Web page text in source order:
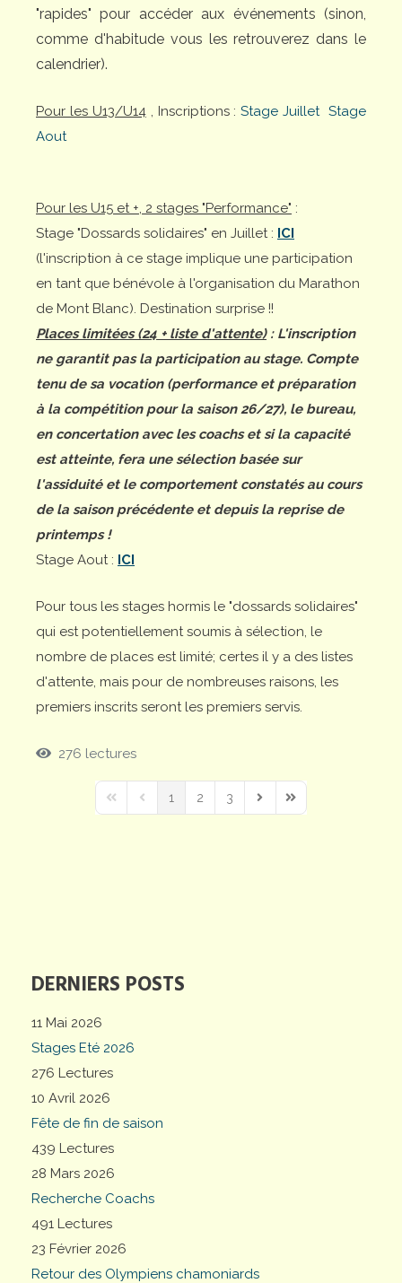
DERNIERS POSTS
11 Mai 2026
Stages Eté 2026
276 Lectures
10 Avril 2026
Fête de fin de saison
439 Lectures
28 Mars 2026
Recherche Coachs
491 Lectures
23 Février 2026
Retour des Olympiens chamoniards
"rapides" pour accéder aux événements (sinon,
comme d'habitude vous les retrouverez dans le
calendrier).
Pour les U13/U14, Inscriptions :Stage Juillet Stage
Aout
Pour les U15 et +, 2 stages "Performance" :
Stage "Dossards solidaires" en Juillet : ICI
(l'inscription à ce stage implique une participation
en tant que bénévole à l'organisation du Marathon
de Mont Blanc). Destination surprise !!
Places limitées (24 + liste d'attente): L'inscription
ne garantit pas la participation au stage. Compte
tenu de sa vocation (performance et préparation
à la compétition pour la saison 26/27), le bureau,
en concertation avec les coachs et si la capacité
est atteinte, fera une sélection basée sur
l'assiduité et le comportement constatés au cours
de la saison précédente et depuis la reprise de
printemps !
Stage Aout : ICI
Pour tous les stages hormis le "dossards solidaires"
qui est potentiellement soumis à sélection, le
nombre de places est limité; certes il y a des listes
d'attente, mais pour de nombreuses raisons, les
premiers inscrits seront les premiers servis.
276 lectures
First PagePrevious Page
1 2 3
Next PageLast Page